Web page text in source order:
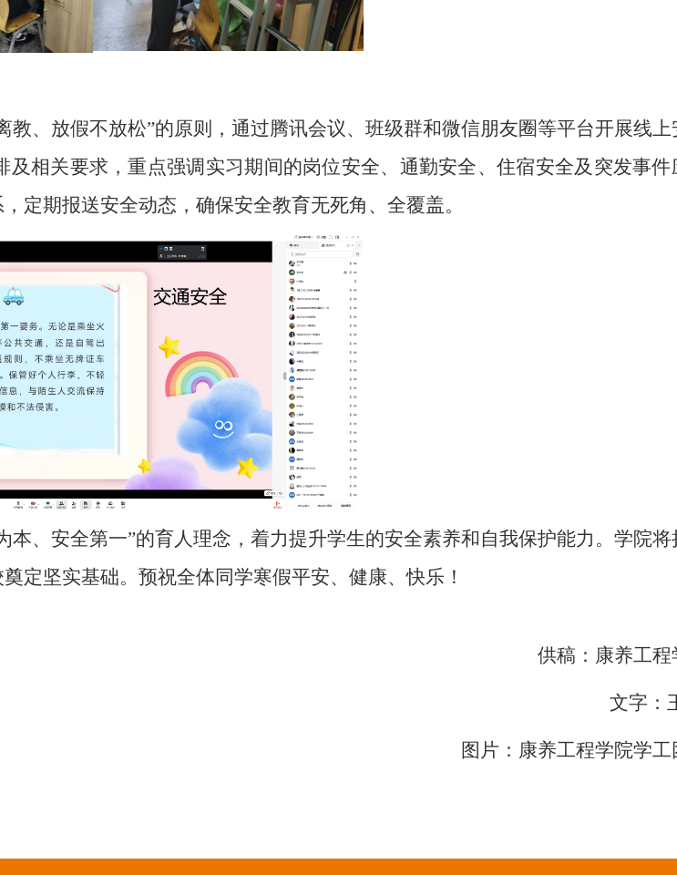
、放假不放松”的原则，通过腾讯会议、班级群和微信朋友圈等平台开展线上
相关要求，重点强调实习期间的岗位安全、通勤安全、住宿安全及突发事件
定期报送安全动态，确保安全教育无死角、全覆盖。
、安全第一”的育人理念，着力提升学生的安全素养和自我保护能力。学院将
定坚实基础。预祝全体同学寒假平安、健康、快乐！
供稿：康养工程
文字：
图片：康养工程学院学工